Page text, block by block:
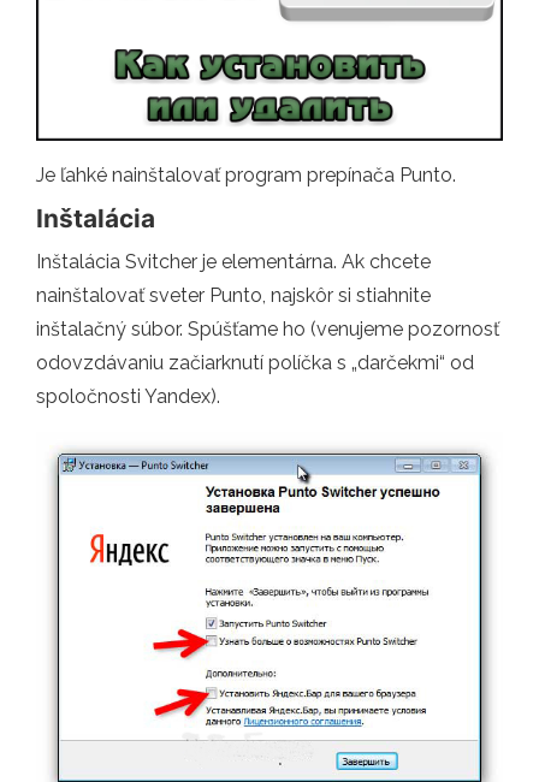
Je ľahké nainštalovať program prepínača Punto.
Inštalácia
Inštalácia Svitcher je elementárna. Ak chcete
nainštalovať sveter Punto, najskôr si stiahnite
inštalačný súbor. Spúšťame ho (venujeme pozornosť
odovzdávaniu začiarknutí políčka s „darčekmi“ od
spoločnosti Yandex).